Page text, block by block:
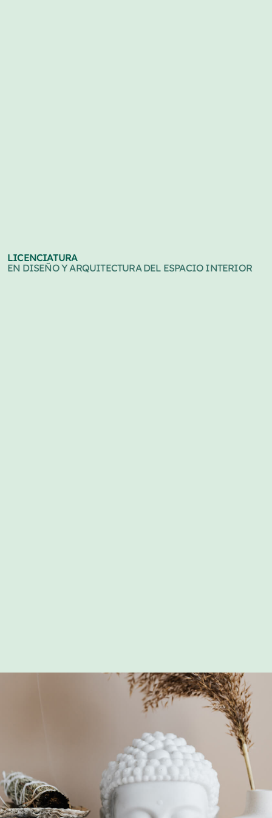
LICENCIATURA
EN DISEÑO Y ARQUITECTURA DEL ESPACIO INTERIOR